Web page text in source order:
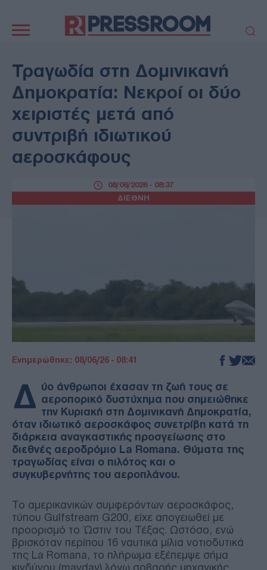
πλοήγηση
ΠΟΛΙΤΙΚΗ
ΤΟΥΡΚΙΑ
ΟΙΚΟΝΟΜΙΑ
ΕΛΛΑΔΑ
ΕΚΚΛΗΣΙΑ
ΑΜΥΝΑ
ΔΙΕΘΝΗ
ΚΥΠΡΟΣ
MEDIA
LIFESTYLE
SPORTS
ΤΕΧΝΟΛΟΓΙΑ
ΠΑΡΑΞΕΝΑ
ΖΩΔΙΑ
Τραγωδία στη Δομινικανή
Δημοκρατία: Νεκροί οι δύο
χειριστές μετά από
συντριβή ιδιωτικού
αεροσκάφους
ΔΙΕΘΝΗ
08/06/2026 - 08:37
Ενημερώθηκε: 08/06/26 - 08:41
Δ ύο άνθρωποι έχασαν τη ζωή τους σε
αεροπορικό δυστύχημα που σημειώθηκε
την Κυριακή στη Δομινικανή Δημοκρατία,
όταν ιδιωτικό αεροσκάφος συνετρίβη κατά τη
διάρκεια αναγκαστικής προσγείωσης στο
διεθνές αεροδρόμιο La Romana. Θύματα της
τραγωδίας είναι ο πιλότος και ο
συγκυβερνήτης του αεροπλάνου.
Το αμερικανικών συμφερόντων αεροσκάφος,
τύπου Gulfstream G200, είχε απογειωθεί με
προορισμό το Ώστιν του Τέξας. Ωστόσο, ενώ
βρισκόταν περίπου 16 ναυτικά μίλια νοτιοδυτικά
της La Romana, το πλήρωμα εξέπεμψε σήμα
κινδύνου (mayday) λόγω σοβαρής μηχανικής